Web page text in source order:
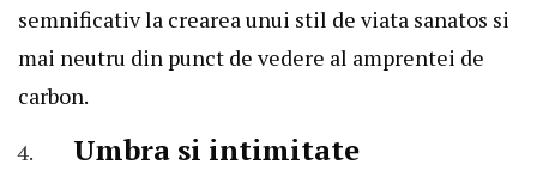
semnificativ la crearea unui stil de viata sanatos si
mai neutru din punct de vedere al amprentei de
carbon.
Umbra si intimitate